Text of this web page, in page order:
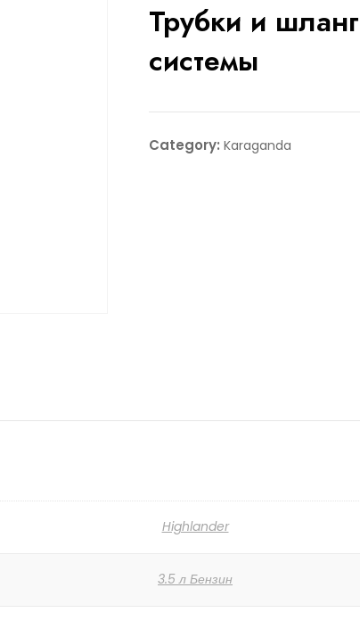
Трубки и
системы
Category: Karaganda
Highlander
3.5 л Бензин